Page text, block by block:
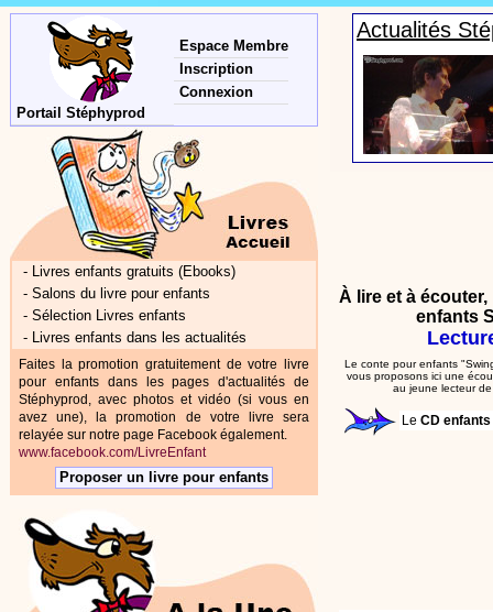
Portail Stéphyprod
Espace Membre
Inscription
Connexion
- Livres enfants gratuits (Ebooks)
- Salons du livre pour enfants
- Sélection Livres enfants
- Livres enfants dans les actualités
Faites la promotion gratuitement de votre livre
pour enfants dans les pages d'actualités de
Stéphyprod, avec photos et vidéo (si vous en
avez une), la promotion de votre livre sera
relayée sur notre page Facebook également.
www.facebook.com/LivreEnfant
Proposer un livre pour enfants
Actualités
À lire et à
enfants
Le conte pour enfants
vous proposons ici une
au jeune lecteur
Le CD enfants